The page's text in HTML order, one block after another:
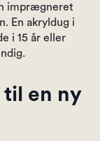
imprægneret
En akryldug i
i 15 år eller
til en ny